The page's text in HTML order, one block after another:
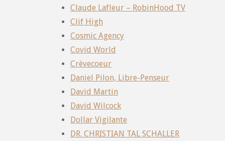
Claude Lafleur – RobinHood TV
Clif High
Cosmic Agency
Covid World
Crèvecoeur
Daniel Pilon, Libre-Penseur
David Martin
David Wilcock
Dollar Vigilante
DR. CHRISTIAN TAL SCHALLER